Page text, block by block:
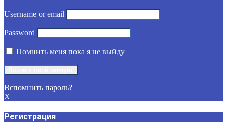
Username or email
Password
Помнить меня пока я не выйду
Вспомнить пароль?
X
Регистрация